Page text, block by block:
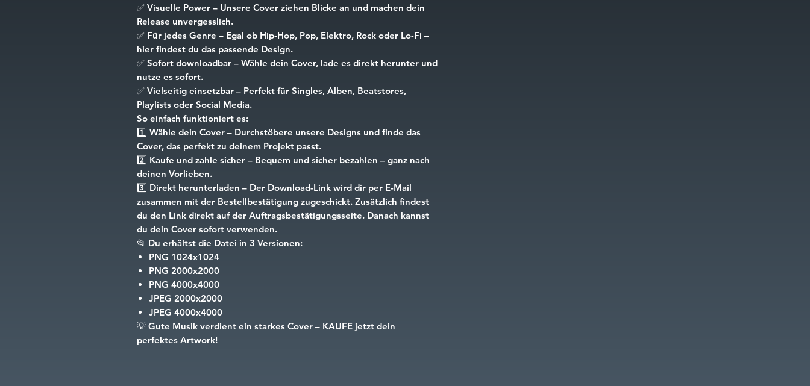
✅ Visuelle Power – Unsere Cover ziehen Blicke an und machen dein
Release unvergesslich.
✅ Für jedes Genre – Egal ob Hip-Hop, Pop, Elektro, Rock oder Lo-Fi –
hier findest du das passende Design.
✅ Sofort downloadbar – Wähle dein Cover, lade es direkt herunter und
nutze es sofort.
✅ Vielseitig einsetzbar – Perfekt für Singles, Alben, Beatstores,
Playlists oder Social Media.
So einfach funktioniert es:
1️⃣ Wähle dein Cover – Durchstöbere unsere Designs und finde das
Cover, das perfekt zu deinem Projekt passt.
2️⃣ Kaufe und zahle sicher – Bequem und sicher bezahlen – ganz nach
deinen Vorlieben.
3️⃣ Direkt herunterladen – Der Download-Link wird dir per E-Mail
zusammen mit der Bestellbestätigung zugeschickt. Zusätzlich findest
du den Link direkt auf der Auftragsbestätigungsseite. Danach kannst
du dein Cover sofort verwenden.
📂 Du erhältst die Datei in 3 Versionen:
PNG 1024x1024
PNG 2000x2000
PNG 4000x4000
JPEG 2000x2000
JPEG 4000x4000
💡 Gute Musik verdient ein starkes Cover – KAUFE jetzt dein
perfektes Artwork!